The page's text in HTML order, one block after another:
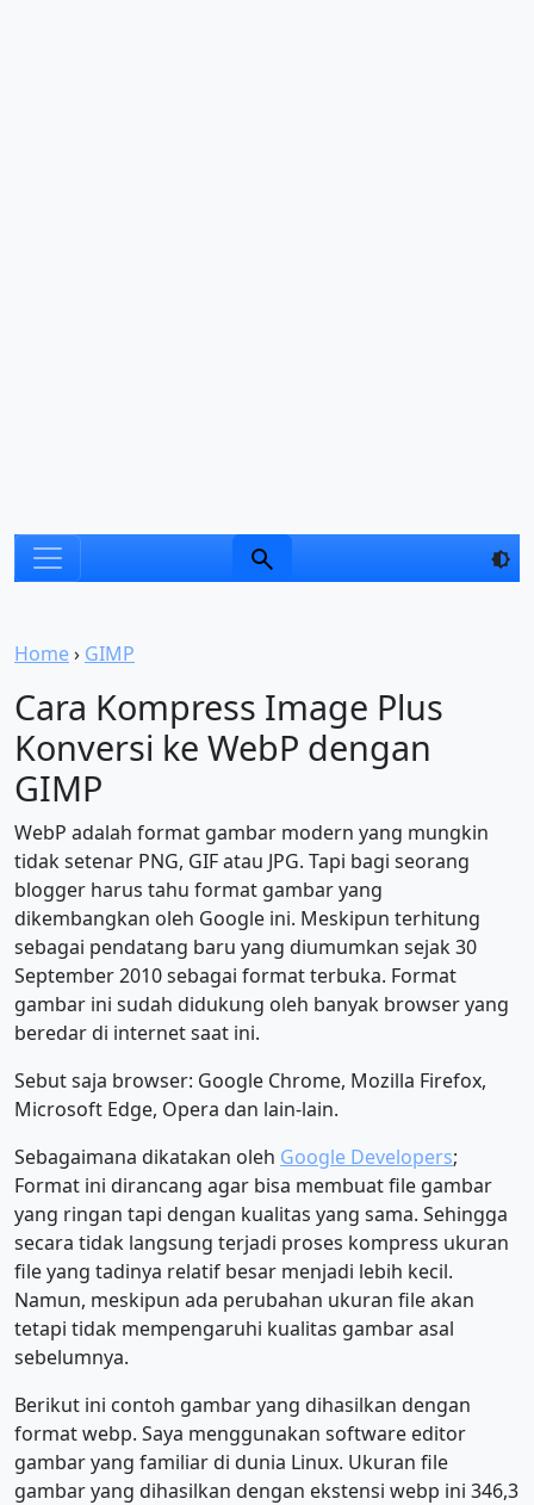
Home› GIMP
Cara Kompress Image Plus
Konversi ke WebP dengan
GIMP
WebP adalah format gambar modern yang mungkin
tidak setenar PNG, GIF atau JPG. Tapi bagi seorang
blogger harus tahu format gambar yang
dikembangkan oleh Google ini. Meskipun terhitung
sebagai pendatang baru yang diumumkan sejak 30
September 2010 sebagai format terbuka. Format
gambar ini sudah didukung oleh banyak browser yang
beredar di internet saat ini.
Sebut saja browser: Google Chrome, Mozilla Firefox,
Microsoft Edge, Opera dan lain-lain.
Sebagaimana dikatakan oleh Google Developers;
Format ini dirancang agar bisa membuat file gambar
yang ringan tapi dengan kualitas yang sama. Sehingga
secara tidak langsung terjadi proses kompress ukuran
file yang tadinya relatif besar menjadi lebih kecil.
Namun, meskipun ada perubahan ukuran file akan
tetapi tidak mempengaruhi kualitas gambar asal
sebelumnya.
Berikut ini contoh gambar yang dihasilkan dengan
format webp. Saya menggunakan software editor
gambar yang familiar di dunia Linux. Ukuran file
gambar yang dihasilkan dengan ekstensi webp ini 346,3